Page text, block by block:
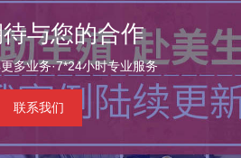
与您的合作
多业务·7*24小时专业服务
联系我们